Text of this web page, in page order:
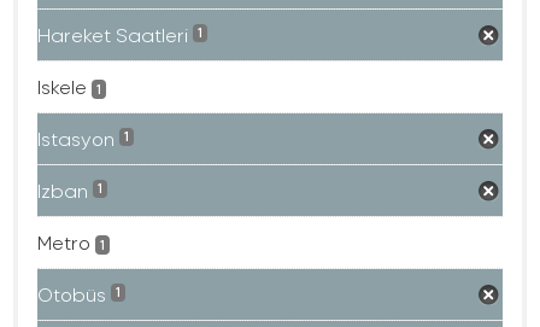
Hareket Saatleri 1
Iskele 1
Istasyon 1
Izban 1
Metro 1
Otobüs 1